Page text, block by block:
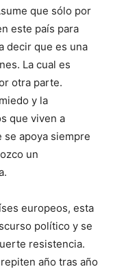
que sólo por
este país para
decir que es una
La cual es
otra parte.
y la
que viven a
se apoya siempre
un
europeos, esta
político y se
resistencia.
año tras año